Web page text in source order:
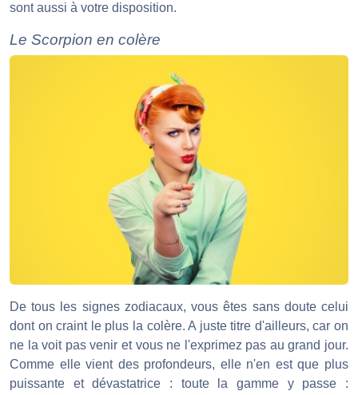
sont aussi à votre disposition.
Le Scorpion en colère
De tous les signes zodiacaux, vous êtes sans doute celui
dont on craint le plus la colère. A juste titre d'ailleurs, car on
ne la voit pas venir et vous ne l'exprimez pas au grand jour.
Comme elle vient des profondeurs, elle n'en est que plus
puissante et dévastatrice : toute la gamme y passe :